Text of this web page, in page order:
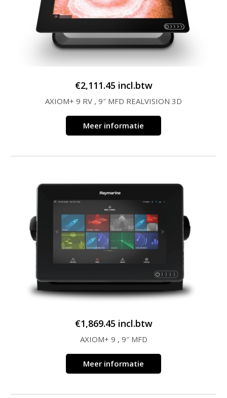
€2,111.45 incl.btw
AXIOM+ 9 RV , 9″ MFD REALVISION 3D
Meer informatie
€1,869.45 incl.btw
AXIOM+ 9 , 9″ MFD
Meer informatie